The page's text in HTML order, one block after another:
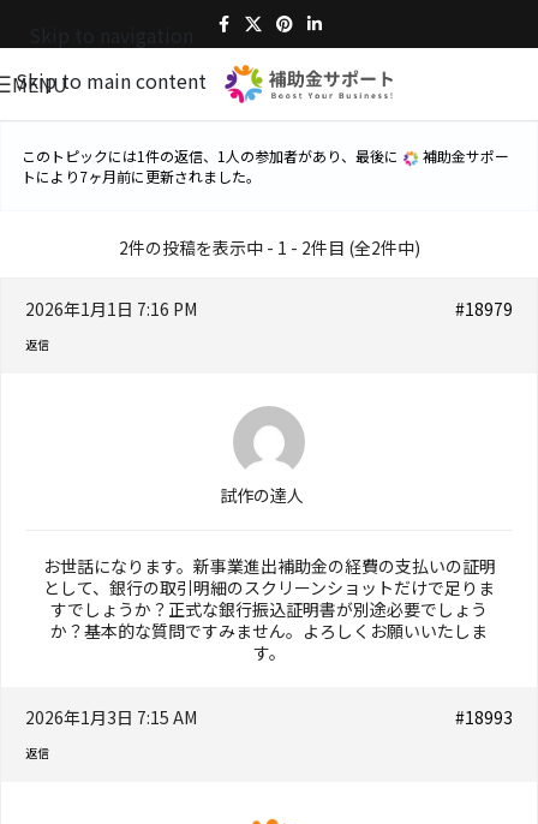
Skip to main content
MENU
このトピックには1件の返信、1人の参加者があり、最後に
補助金サポー
トにより7ヶ月前に更新されました。
2件の投稿を表示中 - 1 - 2件目 (全2件中)
2026年1月1日 7:16 PM #18979
返信
試作の達人
お世話になります。新事業進出補助金の経費の支払いの証明
として、銀行の取引明細のスクリーンショットだけで足りま
すでしょうか？正式な銀行振込証明書が別途必要でしょう
か？基本的な質問ですみません。よろしくお願いいたしま
す。
2026年1月3日 7:15 AM #18993
返信